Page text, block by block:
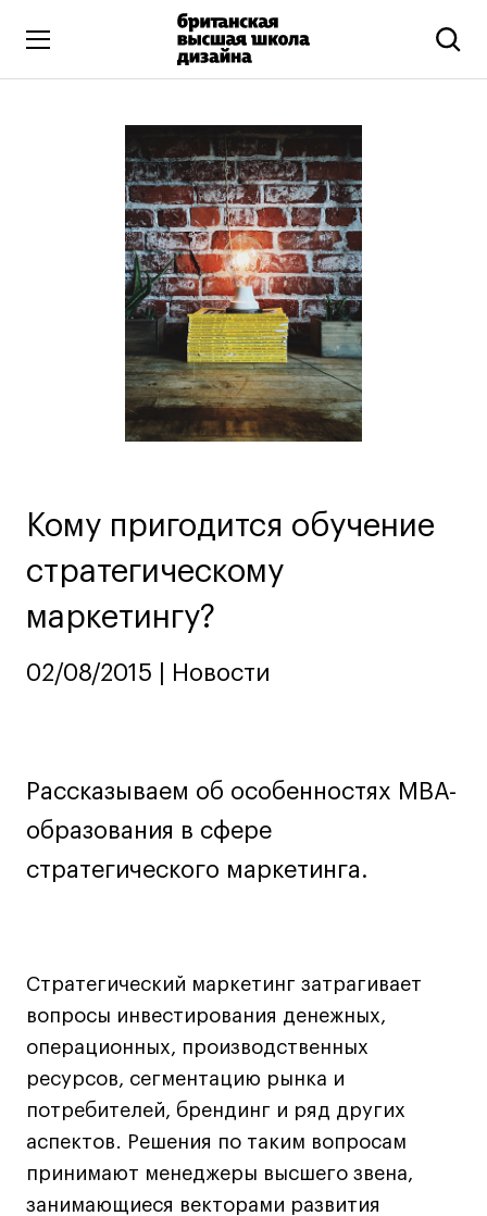
Искусство и дизайн
Подготовительные курсы
Бизнес и маркетинг
Все программы
Дополнительное образование
Коммуникационный и цифровой дизайн
Иллюстрация
Современное искусство
Сценография
Фотография и видео
Промышленный и предметный дизайн
Дизайн и декорирование интерьера
Бизнес и маркетинг
ИЗО и Керамика
Ландшафтный дизайн
Дизайн интерьера
Дизайн одежды
Стайлинг
Современная живопись
UX/UI-дизайн
Маркетинг
Все программы
Кому пригодится обучение
стратегическому
маркетингу?
02/08/2015 | Новости
Рассказываем об особенностях MBA-
образования в сфере
стратегического маркетинга.
Стратегический маркетинг затрагивает
вопросы инвестирования денежных,
операционных, производственных
ресурсов, сегментацию рынка и
потребителей, брендинг и ряд других
аспектов. Решения по таким вопросам
принимают менеджеры высшего звена,
занимающиеся векторами развития